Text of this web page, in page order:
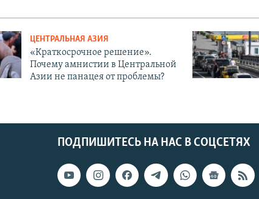
ЦЕНТРАЛЬНАЯ АЗИЯ
«Краткосрочное решение».
Почему амнистии в Центральной
Азии не панацея от проблемы?
ПОДПИШИТЕСЬ НА НАС В СОЦСЕТЯХ